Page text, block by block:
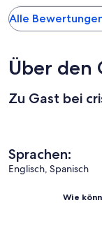
Alle
Über den
Zu Gast bei
Sprachen:
Englisch, Spanisch
Wie